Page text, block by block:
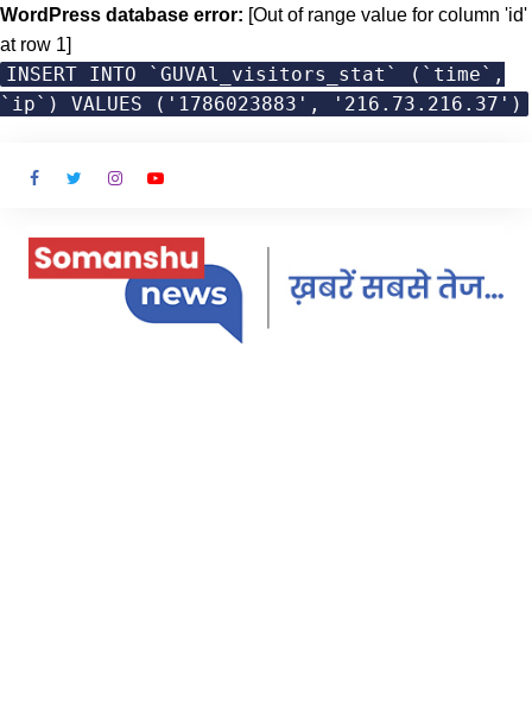
WordPress database error: [Out of range value for column 'id'
at row 1]
INSERT INTO `GUVAl_visitors_stat` (`time`,
`ip`) VALUES ('1786023883', '216.73.216.37')